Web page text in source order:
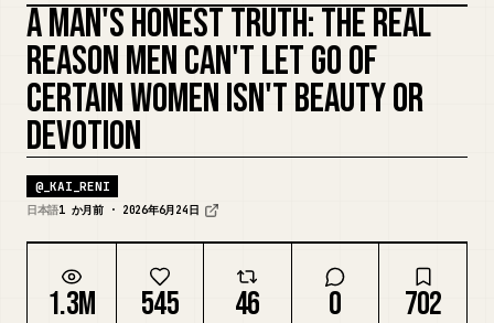
ユースケース
スキル
プロンプト
料金
ダウンロード
逆に尽くす女性は、自分が主語。
A MAN'S HONEST TRUTH: THE REAL
REASON MEN CAN'T LET GO OF
CERTAIN WOMEN ISN'T BEAUTY OR
DEVOTION
@_KAI_RENI
日本語1 か月前 · 2026年6月24日
1.3M 545 46 0 702